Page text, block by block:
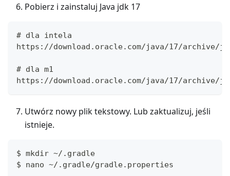
Pobierz i zainstaluj Java jdk 17
# dla intela
https://download.oracle.com/java/17/archive/
# dla m1
https://download.oracle.com/java/17/archive/
Utwórz nowy plik tekstowy. Lub zaktualizuj, jeśli
istnieje.
$ mkdir ~/.gradle
$ nano ~/.gradle/gradle.properties